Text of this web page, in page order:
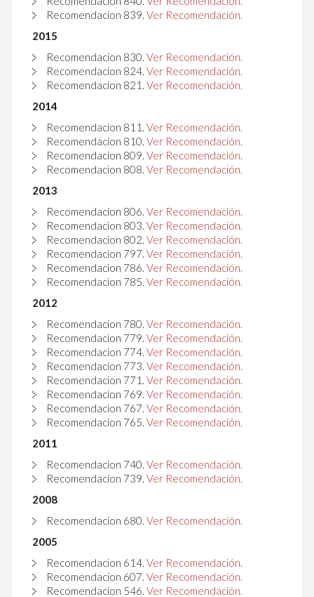
Recomendacion 839 Ver Recomendación.
2015
Recomendacion 830 Ver Recomendación.
Recomendacion 824 Ver Recomendación.
Recomendacion 821 Ver Recomendación.
2014
Recomendacion 811 Ver Recomendación.
Recomendacion 810 Ver Recomendación.
Recomendacion 809 Ver Recomendación.
Recomendacion 808 Ver Recomendación.
2013
Recomendacion 806. Ver Recomendación.
Recomendacion 803 Ver Recomendación.
Recomendacion 802 Ver Recomendación.
Recomendacion 797 Ver Recomendación.
Recomendacion 786 Ver Recomendación.
Recomendacion 785 Ver Recomendación.
2012
Recomendacion 780. Ver Recomendación.
Recomendacion 779. Ver Recomendación.
Recomendacion 774 Ver Recomendación.
Recomendacion 773 Ver Recomendación.
Recomendacion 771 Ver Recomendación.
Recomendacion 769 Ver Recomendación.
Recomendacion 767 Ver Recomendación.
Recomendacion 765 Ver Recomendación.
2011
Recomendacion 740. Ver Recomendación.
Recomendacion 739 Ver Recomendación.
2008
Recomendacion 680 Ver Recomendación.
2005
Recomendacion 614 Ver Recomendación.
Recomendacion 607 Ver Recomendación.
Recomendacion 546 Ver Recomendación.